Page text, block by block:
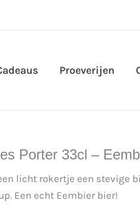
Proeverijen
Porter 33cl –
licht rokertje een stevige
Een echt Eembier bier!